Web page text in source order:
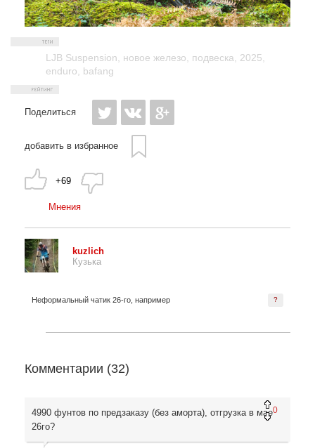
LJB Suspension новое железо подвеска 2025
enduro
bafang
Поделиться
добавить в избранное
+69
Мнения
kuzlich
Кузька
?
Неформальный чатик 26-го, например
Комментарии (32)
0
4990 фунтов по предзаказу (без аморта), отгрузка в мае
26го?